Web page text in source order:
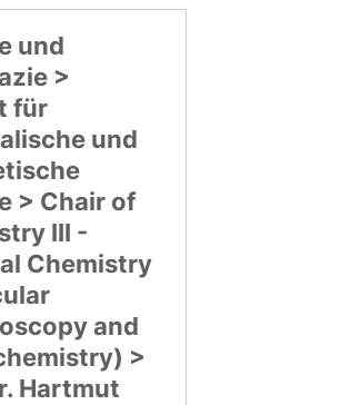
und
>
für
und
> Chair of
III -
Chemistry
and
>
Hartmut